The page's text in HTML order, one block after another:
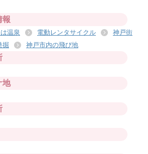
報
温泉 電動レンタサイクル
神戸街
掘 神戸市内の飛び地
地